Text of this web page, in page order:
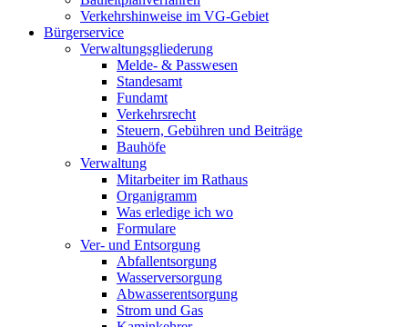
Verkehrshinweise im VG-Gebiet
Bürgerservice
Verwaltungsgliederung
Melde- & Passwesen
Standesamt
Fundamt
Verkehrsrecht
Steuern, Gebühren und Beiträge
Bauhöfe
Verwaltung
Mitarbeiter im Rathaus
Organigramm
Was erledige ich wo
Formulare
Ver- und Entsorgung
Abfallentsorgung
Wasserversorgung
Abwasserentsorgung
Strom und Gas